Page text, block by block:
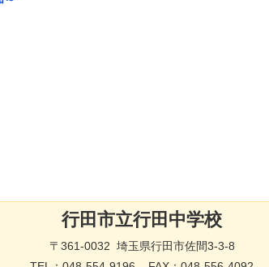
行田市立行田中学校
〒361-0032 埼玉県行田市佐間3-3-8